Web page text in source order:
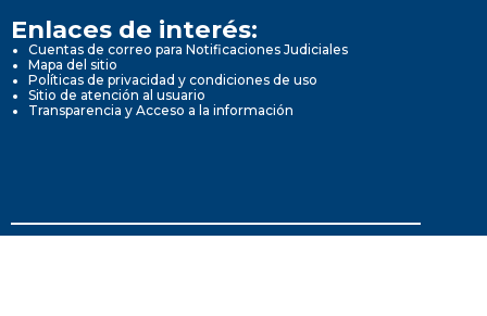
Enlaces de interés:
Cuentas de correo para Notificaciones Judiciales
Mapa del sitio
Políticas de privacidad y condiciones de uso
Sitio de atención al usuario
Transparencia y Acceso a la información